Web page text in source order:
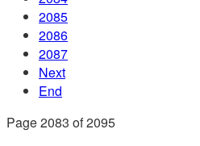
2085
2086
2087
Next
End
Page 2083 of 2095